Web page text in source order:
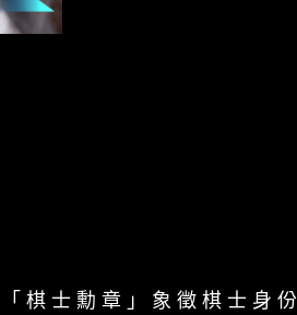
「 棋 士 勳 章 」 象 徵 棋 士 身 份